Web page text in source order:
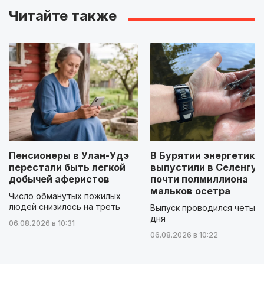
Читайте также
Пенсионеры в Улан-Удэ
перестали быть легкой
добычей аферистов
Число обманутых пожилых
людей снизилось на треть
06.08.2026 в 10:31
В Бурятии энергетики
выпустили в Селенгу
почти полмиллиона
мальков осетра
Выпуск проводился
дня
06.08.2026 в 10:22